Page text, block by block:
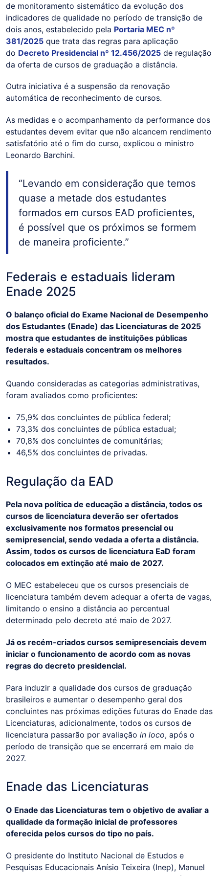
de monitoramento sistemático da evolução dos
indicadores de qualidade no período de transição de
dois anos, estabelecido pela Portaria MEC nº
381/2025 que trata das regras para aplicação
do Decreto Presidencial nº 12.456/2025 de regulação
da oferta de cursos de graduação a distância.
Outra iniciativa é a suspensão da renovação
automática de reconhecimento de cursos.
As medidas e o acompanhamento da performance dos
estudantes devem evitar que não alcancem rendimento
satisfatório até o fim do curso, explicou o ministro
Leonardo Barchini.
“Levando em consideração que temos
quase a metade dos estudantes
formados em cursos EAD proficientes,
é possível que os próximos se formem
de maneira proficiente.”
Federais e estaduais lideram
Enade 2025
O balanço oficial do Exame Nacional de Desempenho
dos Estudantes (Enade) das Licenciaturas de 2025
mostra que estudantes de instituições públicas
federais e estaduais concentram os melhores
resultados.
Quando consideradas as categorias administrativas,
foram avaliados como proficientes:
75,9% dos concluintes de pública federal;
73,3% dos concluintes de pública estadual;
70,8% dos concluintes de comunitárias;
46,5% dos concluintes de privadas.
Regulação da EAD
Pela nova política de educação a distância, todos os
cursos de licenciatura deverão ser ofertados
exclusivamente nos formatos presencial ou
semipresencial, sendo vedada a oferta a distância.
Assim, todos os cursos de licenciatura EaD foram
colocados em extinção até maio de 2027.
O MEC estabeleceu que os cursos presenciais de
licenciatura também devem adequar a oferta de vagas,
limitando o ensino a distância ao percentual
determinado pelo decreto até maio de 2027.
Já os recém-criados cursos semipresenciais devem
iniciar o funcionamento de acordo com as novas
regras do decreto presidencial.
Para induzir a qualidade dos cursos de graduação
brasileiros e aumentar o desempenho geral dos
concluintes nas próximas edições futuras do Enade das
Licenciaturas, adicionalmente, todos os cursos de
licenciatura passarão por avaliação in loco, após o
período de transição que se encerrará em maio de
2027.
Enade das Licenciaturas
O Enade das Licenciaturas tem o objetivo de avaliar a
qualidade da formação inicial de professores
oferecida pelos cursos do tipo no país.
O presidente do Instituto Nacional de Estudos e
Pesquisas Educacionais Anísio Teixeira (Inep), Manuel